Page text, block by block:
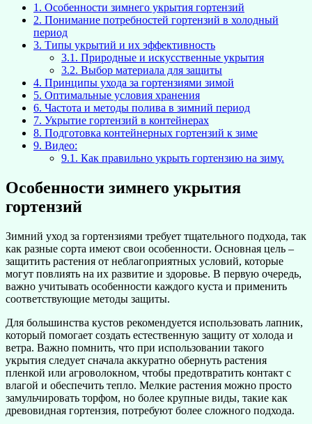
1. Особенности зимнего укрытия гортензий
2. Понимание потребностей гортензий в холодный
период
3. Типы укрытий и их эффективность
3.1. Природные и искусственные укрытия
3.2. Выбор материала для защиты
4. Принципы ухода за гортензиями зимой
5. Оптимальные условия хранения
6. Частота и методы полива в зимний период
7. Укрытие гортензий в контейнерах
8. Подготовка контейнерных гортензий к зиме
9. Видео:
9.1. Как правильно укрыть гортензию на зиму.
Особенности зимнего укрытия
гортензий
Зимний уход за гортензиями требует тщательного подхода, так
как разные сорта имеют свои особенности. Основная цель –
защитить растения от неблагоприятных условий, которые
могут повлиять на их развитие и здоровье. В первую очередь,
важно учитывать особенности каждого куста и применить
соответствующие методы защиты.
Для большинства кустов рекомендуется использовать лапник,
который помогает создать естественную защиту от холода и
ветра. Важно помнить, что при использовании такого
укрытия следует сначала аккуратно обернуть растения
пленкой или агроволокном, чтобы предотвратить контакт с
влагой и обеспечить тепло. Мелкие растения можно просто
замульчировать торфом, но более крупные виды, такие как
древовидная гортензия, потребуют более сложного подхода.